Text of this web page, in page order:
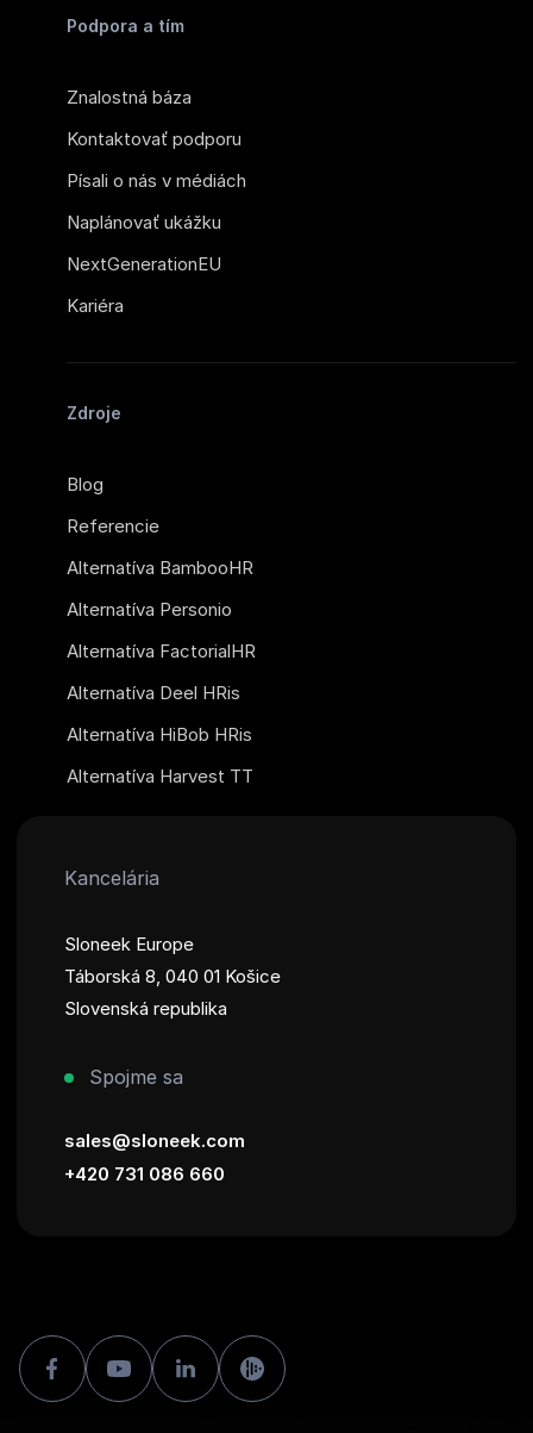
Podpora a tím
Znalostná báza
Kontaktovať podporu
Písali o nás v médiách
Naplánovať ukážku
NextGenerationEU
Kariéra
Zdroje
Blog
Referencie
Alternatíva BambooHR
Alternatíva Personio
Alternatíva FactorialHR
Alternatíva Deel HRis
Alternatíva HiBob HRis
Alternatíva Harvest TT
Kancelária
Sloneek Europe
Táborská 8, 040 01 Košice
Slovenská republika
Spojme sa
sales@sloneek.com
+420 731 086 660